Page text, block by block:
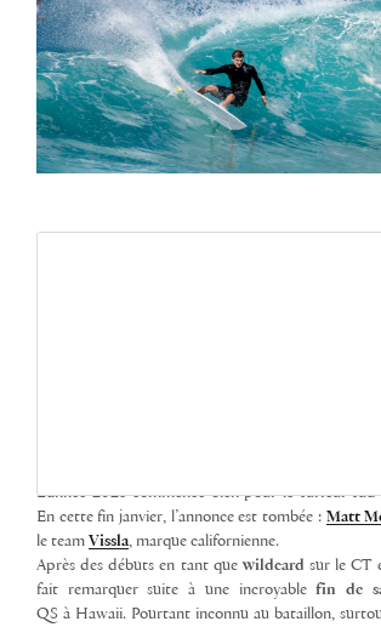
L’année2023commence bien pour le surfeur
En cette fin janvier, l’annonce est tombée : Matt
le team Vissla, marque californienne.
Après des débuts en tant quewildcard sur le CT
fait remarquer suite à une incroyablefin de
QS à Hawaii. Pourtant inconnu au bataillon,